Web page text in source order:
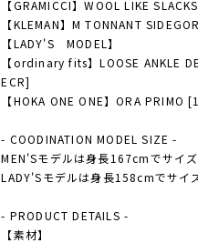
【GRAMICCI】WOOL LIKE
【KLEMAN】M TONNANT
【LADY'S MODEL】
【ordinary fits】LOOSE ANKLE
ECR]
【HOKA ONE ONE】ORA PRIMO
- COODINATION MODEL SIZE -
MEN'Sモデルは身長167cmでサイズ
LADY'Sモデルは身長158cmでサイ
- PRODUCT DETAILS -
【素材】